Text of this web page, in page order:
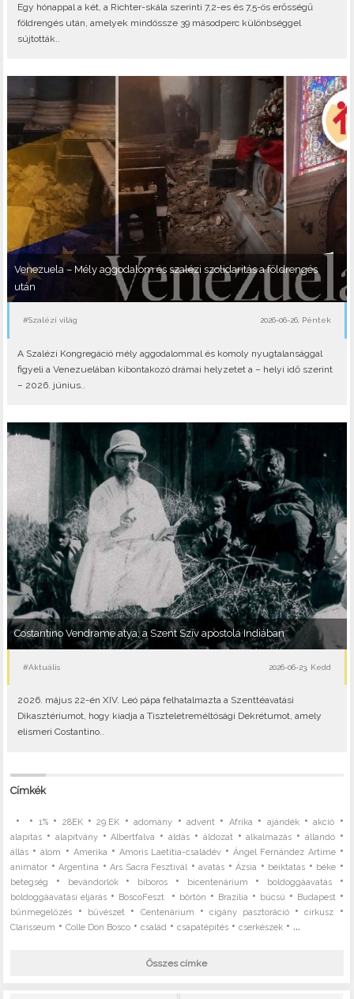
Egy hónappal a két, a Richter-skála szerinti 7,2-es és 7,5-ös erősségű
földrengés után, amelyek mindössze 39 másodperc különbséggel
sújtották..
Venezuela – Mély aggodalom és szalézi szolidaritás a földrengés
után
#Szalézi világ 2026-06-26, Péntek
A Szalézi Kongregáció mély aggodalommal és komoly nyugtalansággal
figyeli a Venezuelában kibontakozó drámai helyzetet a – helyi idő szerint
– 2026. június..
Costantino Vendrame atya, a Szent Szív apostola Indiában
#Aktuális 2026-06-23, Kedd
2026. május 22-én XIV. Leó pápa felhatalmazta a Szenttéavatási
Dikasztériumot, hogy kiadja a Tiszteletreméltósági Dekrétumot, amely
elismeri Costantino..
Címkék
• • 1%• 28EK•29.EK •adomány •advent • Afrika • ajándék•akció •
alapítás • alapítvány•Albertfalva •áldás • áldozat•alkalmazás • állandó•
állás •álom • Amerika • Amoris Laetitia-családév •Ángel Fernández Artime•
animátor •Argentína •Ars Sacra Fesztivál •avatás •Ázsia • beiktatás • béke •
betegség • bevándorlók• bíboros • bicentenárium • boldoggáavatás•
boldoggáavatási eljárás • BoscoFeszt • börtön • Brazília • búcsú • Budapest•
bűnmegelőzés • bűvészet• Centenárium •cigány pasztoráció•cirkusz •
Clarisseum •Colle Don Bosco •család •csapatépítés •cserkészek • ...
Összes címke